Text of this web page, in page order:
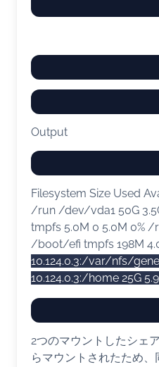
Output
Filesystem Size Used
/run /dev/vda1 50G
tmpfs 5.0M 0 5.0M 0%
/boot/efi tmpfs 198M
10.124.0.3:/var/nfs/
10.124.0.3:/home 25G
2つのマウントしたシェ
らマウントされたため